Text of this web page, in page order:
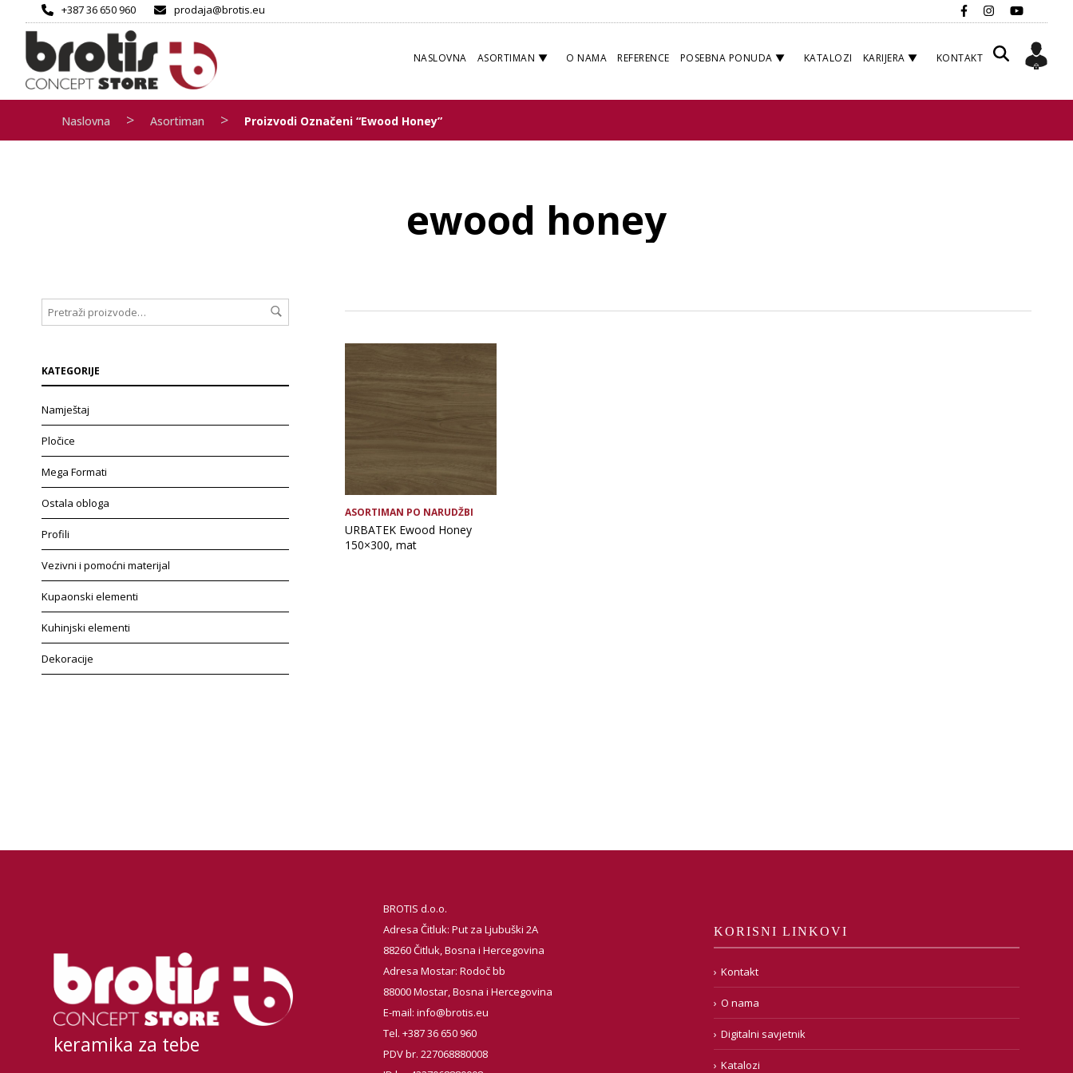
+387 36 650 960 prodaja@brotis.eu
NASLOVNA ASORTIMAN O NAMA REFERENCE POSEBNA PONUDA KATALOZI KARIJERA KONTAKT
Naslovna > Asortiman > Proizvodi Označeni “ewood Honey”
ewood honey
KATEGORIJE
Namještaj
Pločice
Mega Formati
Ostala obloga
Profili
Vezivni i pomoćni materijal
Kupaonski elementi
Kuhinjski elementi
Dekoracije
ASORTIMAN PO NARUDŽBI
URBATEK Ewood Honey
150×300, mat
keramika za tebe
BROTIS d.o.o.
Adresa Čitluk: Put za Ljubuški 2A
88260 Čitluk, Bosna i Hercegovina
Adresa Mostar: Rodoč bb
88000 Mostar, Bosna i Hercegovina
E-mail:info@brotis.eu
Tel. +387 36 650 960
PDV br. 227068880008
KORISNI LINKOVI
Kontakt
O nama
Digitalni savjetnik
Katalozi